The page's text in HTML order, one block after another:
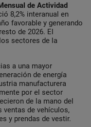
de Actividad
8,2% interanual en
favorable y generando
de 2026. El
sectores de la
a una mayor
de energía
manufacturera
por el sector
de la mano del
ventas de vehículos,
y prendas de vestir.